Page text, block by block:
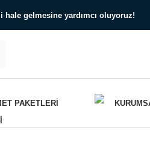
gelmesine yardımcı oluyoruz!
PAKETLERI